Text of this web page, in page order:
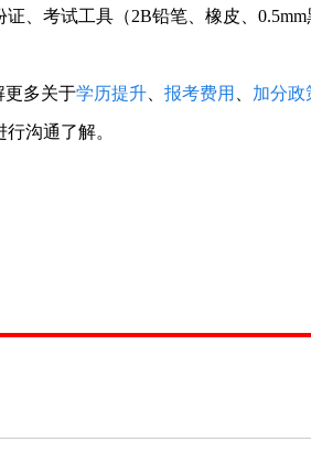
、考试工具（2B铅笔、橡皮、0.5mm
更多关于学历提升 报考费用 加分政
行沟通了解。